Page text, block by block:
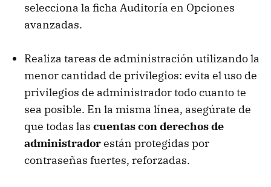
selecciona la ficha Auditoría en Opciones
avanzadas.
Realiza tareas de administración utilizando la
menor cantidad de privilegios: evita el uso de
privilegios de administrador todo cuanto te
sea posible. En la misma línea, asegúrate de
que todas las cuentas con derechos de
administradorestán protegidas por
contraseñas fuertes, reforzadas.